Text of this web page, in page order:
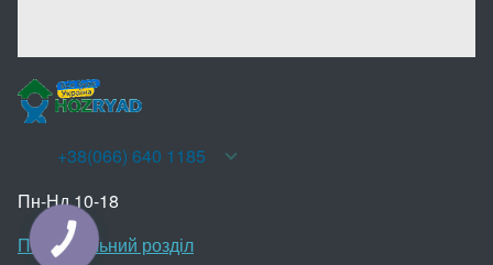
+38(066) 640 1185
Пн-Нд 10-18
Персональний розділ
КНОПКА
ЗВ'ЯЗКУ